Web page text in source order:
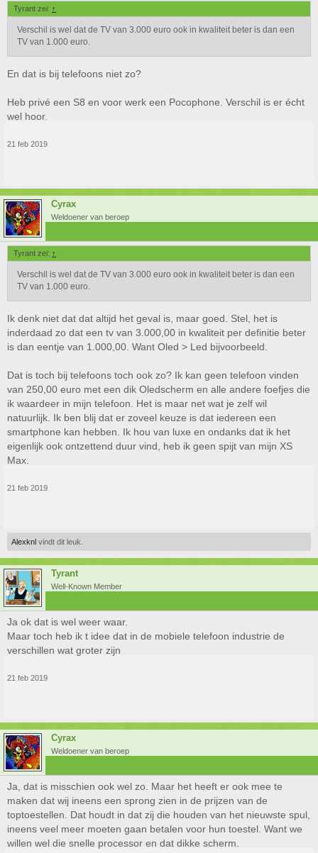
Tyrant zei: ↑
Verschil is wel dat de TV van 3.000 euro ook in kwaliteit beter is dan een
TV van 1.000 euro.
En dat is bij telefoons niet zo?
Heb privé een S8 en voor werk een Pocophone. Verschil is er écht
wel hoor.
21 feb 2019
Cyrax
Weldoener van beroep
Tyrant zei: ↑
Verschil is wel dat de TV van 3.000 euro ook in kwaliteit beter is dan een
TV van 1.000 euro.
Ik denk niet dat dat altijd het geval is, maar goed. Stel, het is
inderdaad zo dat een tv van 3.000,00 in kwaliteit per definitie beter
is dan eentje van 1.000,00. Want Oled > Led bijvoorbeeld.
Dat is toch bij telefoons toch ook zo? Ik kan geen telefoon vinden
van 250,00 euro met een dik Oledscherm en alle andere foefjes die
ik waardeer in mijn telefoon. Het is maar net wat je zelf wil
natuurlijk. Ik ben blij dat er zoveel keuze is dat iedereen een
smartphone kan hebben. Ik hou van luxe en ondanks dat ik het
eigenlijk ook ontzettend duur vind, heb ik geen spijt van mijn XS
Max.
21 feb 2019
Alexknl vindt dit leuk.
Tyrant
Well-Known Member
Ja ok dat is wel weer waar.
Maar toch heb ik t idee dat in de mobiele telefoon industrie de
verschillen wat groter zijn
21 feb 2019
Cyrax
Weldoener van beroep
Ja, dat is misschien ook wel zo. Maar het heeft er ook mee te
maken dat wij ineens een sprong zien in de prijzen van de
toptoestellen. Dat houdt in dat zij die houden van het nieuwste spul,
ineens veel meer moeten gaan betalen voor hun toestel. Want we
willen wel die snelle processor en dat dikke scherm.